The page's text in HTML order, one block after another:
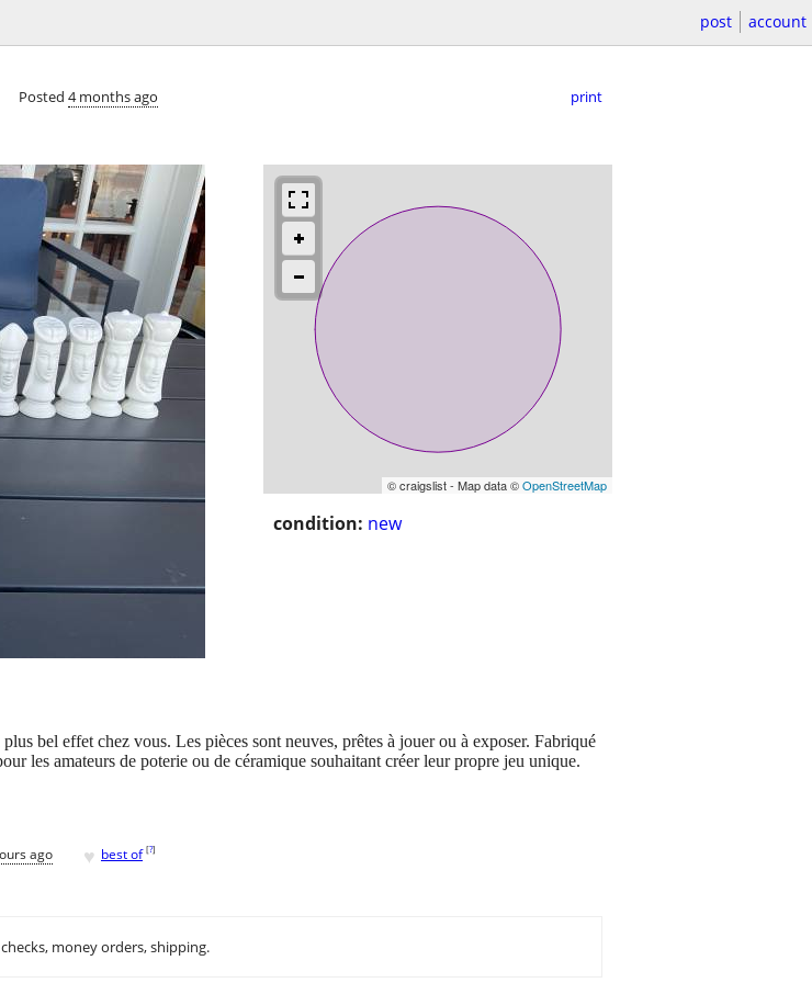
post account
Posted 4 months ago print
© craigslist - Map data ©OpenStreetMap
condition: new
bel effet chez vous. Les pièces sont neuves, prêtes à jouer ou à exposer. Fabriqué
les amateurs de poterie ou de céramique souhaitant créer leur propre jeu unique.
ago ♥ best of [?]
money orders, shipping.